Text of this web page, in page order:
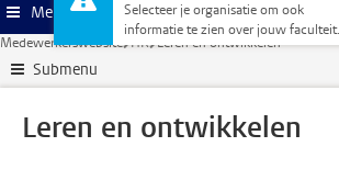
Selecteer je organisatie om ook
informatie te zien over jouw faculteit.
Menu
Medewerkerswebsite HR Leren en ontwikkelen
Submenu
Leren en ontwikkelen